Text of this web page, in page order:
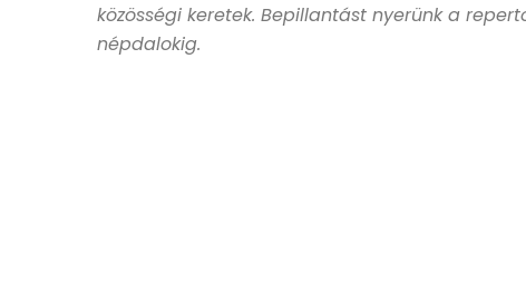
közösségi keretek. Bepillantást nyerünk a
népdalokig.